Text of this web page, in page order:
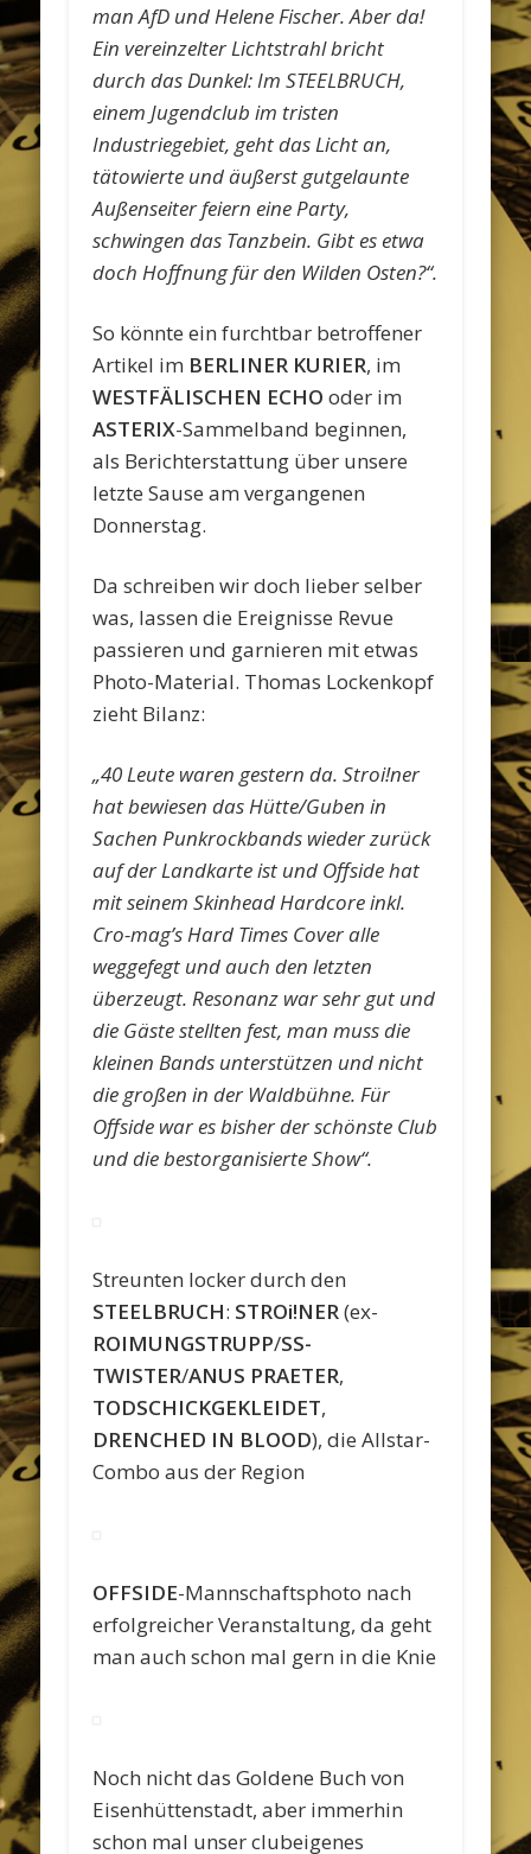
man AfD und Helene Fischer. Aber da!
Ein vereinzelter Lichtstrahl bricht
durch das Dunkel: Im STEELBRUCH,
einem Jugendclub im tristen
Industriegebiet, geht das Licht an,
tätowierte und äußerst gutgelaunte
Außenseiter feiern eine Party,
schwingen das Tanzbein. Gibt es etwa
doch Hoffnung für den Wilden Osten?“.
So könnte ein furchtbar betroffener
Artikel im BERLINER KURIER, im
WESTFÄLISCHEN ECHO oder im
ASTERIX-Sammelband beginnen,
als Berichterstattung über unsere
letzte Sause am vergangenen
Donnerstag.
Da schreiben wir doch lieber selber
was, lassen die Ereignisse Revue
passieren und garnieren mit etwas
Photo-Material. Thomas Lockenkopf
zieht Bilanz:
„40 Leute waren gestern da. Stroi!ner
hat bewiesen das Hütte/Guben in
Sachen Punkrockbands wieder zurück
auf der Landkarte ist und Offside hat
mit seinem Skinhead Hardcore inkl.
Cro-mag’s Hard Times Cover alle
weggefegt und auch den letzten
überzeugt. Resonanz war sehr gut und
die Gäste stellten fest, man muss die
kleinen Bands unterstützen und nicht
die großen in der Waldbühne. Für
Offside war es bisher der schönste Club
und die bestorganisierte Show“.
Streunten locker durch den
STEELBRUCH: STROi!NER(ex-
ROIMUNGSTRUPP/SS-
TWISTER/ANUS PRAETER,
TODSCHICKGEKLEIDET,
DRENCHED IN BLOOD), die Allstar-
Combo aus der Region
OFFSIDE-Mannschaftsphoto nach
erfolgreicher Veranstaltung, da geht
man auch schon mal gern in die Knie
Noch nicht das Goldene Buch von
Eisenhüttenstadt, aber immerhin
schon mal unser clubeigenes